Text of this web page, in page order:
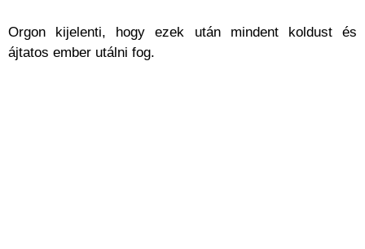
Orgon kijelenti, hogy ezek után mindent koldust és
ájtatos ember utálni fog.